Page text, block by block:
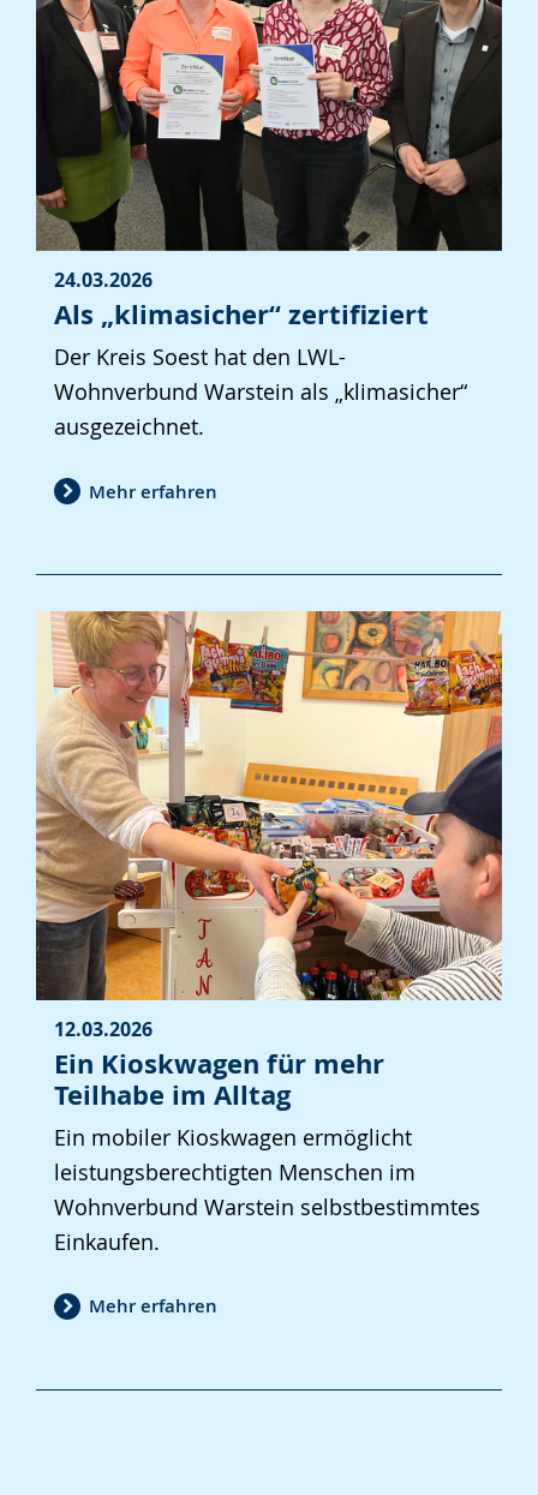
24.03.2026
Als „klimasicher“ zertifiziert
Der Kreis Soest hat den LWL-
Wohnverbund Warstein als „klimasicher“
ausgezeichnet.
Mehr erfahren
12.03.2026
Ein Kioskwagen für mehr
Teilhabe im Alltag
Ein mobiler Kioskwagen ermöglicht
leistungsberechtigten Menschen im
Wohnverbund Warstein selbstbestimmtes
Einkaufen.
Mehr erfahren